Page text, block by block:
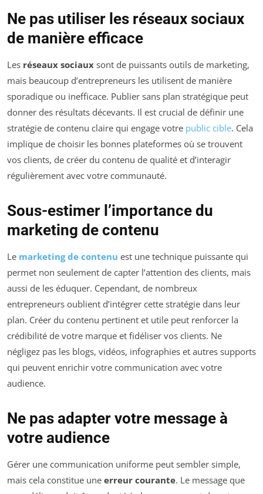
Ne pas utiliser les réseaux sociaux
de manière efficace
Les réseaux sociaux sont de puissants outils de marketing,
mais beaucoup d’entrepreneurs les utilisent de manière
sporadique ou inefficace. Publier sans plan stratégique peut
donner des résultats décevants. Il est crucial de définir une
stratégie de contenu claire qui engage votre public cible. Cela
implique de choisir les bonnes plateformes où se trouvent
vos clients, de créer du contenu de qualité et d’interagir
régulièrement avec votre communauté.
Sous-estimer l’importance du
marketing de contenu
Le marketing de contenu est une technique puissante qui
permet non seulement de capter l’attention des clients, mais
aussi de les éduquer. Cependant, de nombreux
entrepreneurs oublient d’intégrer cette stratégie dans leur
plan. Créer du contenu pertinent et utile peut renforcer la
crédibilité de votre marque et fidéliser vos clients. Ne
négligez pas les blogs, vidéos, infographies et autres supports
qui peuvent enrichir votre communication avec votre
audience.
Ne pas adapter votre message à
votre audience
Gérer une communication uniforme peut sembler simple,
mais cela constitue une erreur courante. Le message que